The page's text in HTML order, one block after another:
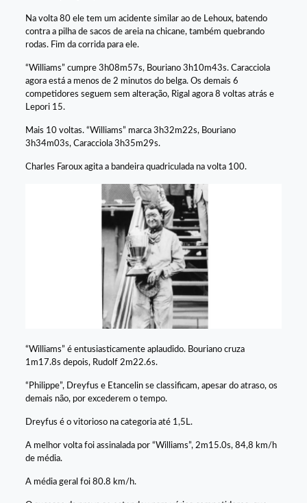
Na volta 80 ele tem um acidente similar ao de Lehoux, batendo
contra a pilha de sacos de areia na chicane, também quebrando
rodas. Fim da corrida para ele.
“Williams” cumpre 3h08m57s, Bouriano 3h10m43s. Caracciola
agora está a menos de 2 minutos do belga. Os demais 6
competidores seguem sem alteração, Rigal agora 8 voltas atrás e
Lepori 15.
Mais 10 voltas. “Williams” marca 3h32m22s, Bouriano
3h34m03s, Caracciola 3h35m29s.
Charles Faroux agita a bandeira quadriculada na volta 100.
“Williams” é entusiasticamente aplaudido. Bouriano cruza
1m17.8s depois, Rudolf 2m22.6s.
“Philippe”, Dreyfus e Etancelin se classificam, apesar do atraso, os
demais não, por excederem o tempo.
Dreyfus é o vitorioso na categoria até 1,5L.
A melhor volta foi assinalada por “Williams”, 2m15.0s, 84,8 km/h
de média.
A média geral foi 80.8 km/h.